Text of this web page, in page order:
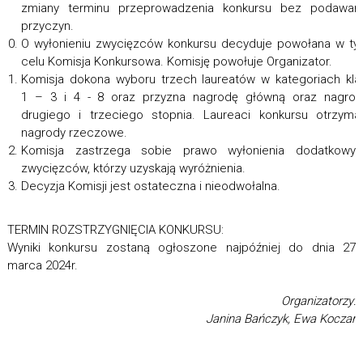
zmiany terminu przeprowadzenia konkursu bez
przyczyn.
O wyłonieniu zwycięzców konkursu decyduje powołana w
celu Komisja Konkursowa. Komisję powołuje Organizator.
Komisja dokona wyboru trzech laureatów w kategoriach
1 – 3 i 4 - 8 oraz przyzna nagrodę główną oraz
drugiego i trzeciego stopnia. Laureaci konkursu
nagrody rzeczowe.
Komisja zastrzega sobie prawo wyłonienia
zwycięzców, którzy uzyskają wyróżnienia.
Decyzja Komisji jest ostateczna i nieodwołalna.
TERMIN ROZSTRZYGNIĘCIA KONKURSU:
Wyniki konkursu zostaną ogłoszone najpóźniej do dnia 27
marca 2024r.
Organizatorzy:
Janina Bańczyk, Ewa Koczar